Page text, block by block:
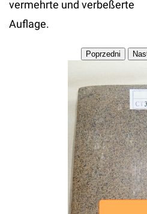
vermehrte und verbeßerte
Auflage.